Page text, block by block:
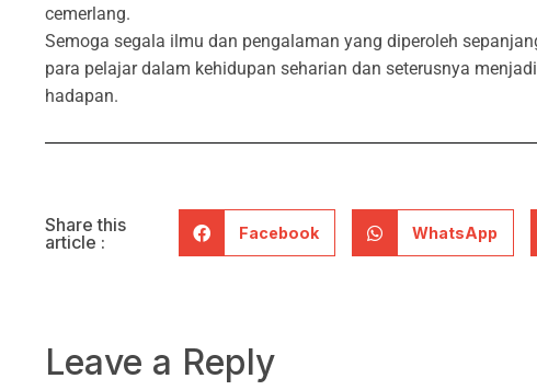
cemerlang.
Semoga segala ilmu dan pengalaman yang diperoleh
para pelajar dalam kehidupan seharian dan seterusnya
hadapan.
Share this
article :
Facebook WhatsApp
Leave a Reply